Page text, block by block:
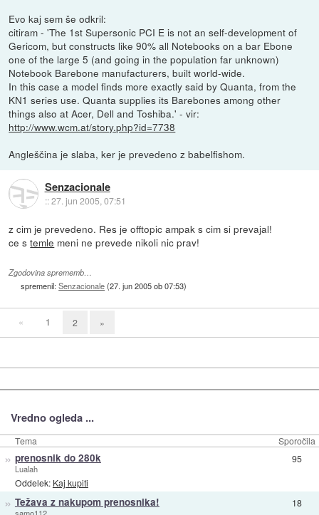
Evo kaj sem še odkril:
citiram - 'The 1st Supersonic PCI E is not an self-development of
Gericom, but constructs like 90% all Notebooks on a bar Ebone
one of the large 5 (and going in the population far unknown)
Notebook Barebone manufacturers, built world-wide.
In this case a model finds more exactly said by Quanta, from the
KN1 series use. Quanta supplies its Barebones among other
things also at Acer, Dell and Toshiba.' - vir:
http://www.wcm.at/story.php?id=7738
Angleščina je slaba, ker je prevedeno z babelfishom.
Senzacionale
::27. jun 2005, 07:51
z cim je prevedeno. Res je offtopic ampak s cim si prevajal!
ce stemle meni ne prevede nikoli nic prav!
Zgodovina sprememb…
spremenil:Senzacionale(27. jun 2005 ob 07:53)
« 1 2 »
Vredno ogleda ...
Tema Sporočila
» prenosnik do 280k
Lualah
Oddelek: Kaj kupiti
95
» Težava z nakupom prenosnika! 18